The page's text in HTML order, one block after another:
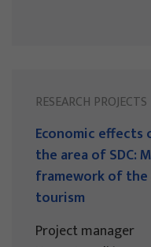
RESEARCH PROJECTS
Economic effects
the area of SDC:
framework of
tourism
Project manager